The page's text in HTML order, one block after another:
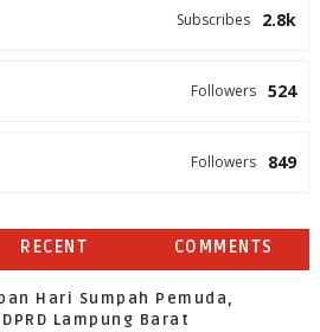
2.8k
Subscribes
524
Followers
849
Followers
RECENT COMMENTS
Hari Sumpah Pemuda,
Lampung Barat